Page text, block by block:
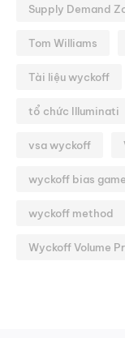
Supply Demand
Tom Williams
Tài liệu wyckoff
tổ chức Illuminati
vsa wyckoff
wyckoff bias game
wyckoff method
Wyckoff Volume